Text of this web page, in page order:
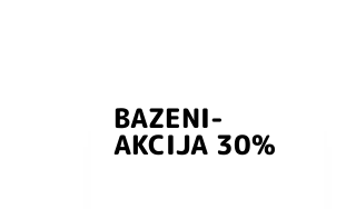
BAZENI-
AKCIJA 30%